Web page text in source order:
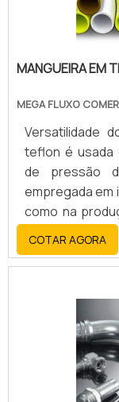
MANGUEIRA EM
MEGA FLUXO
Versatilidade
teflon é usada
de pressão
empregada
como na
em
de motores
na indústria
mangueira
Termicamente
COTAR AGORA